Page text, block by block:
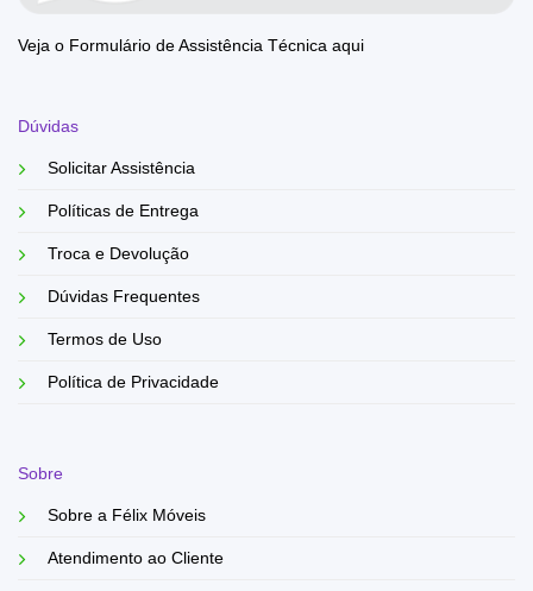
Veja o Formulário de Assistência Técnica aqui
Dúvidas
Solicitar Assistência
Políticas de Entrega
Troca e Devolução
Dúvidas Frequentes
Termos de Uso
Política de Privacidade
Sobre
Sobre a Félix Móveis
Atendimento ao Cliente